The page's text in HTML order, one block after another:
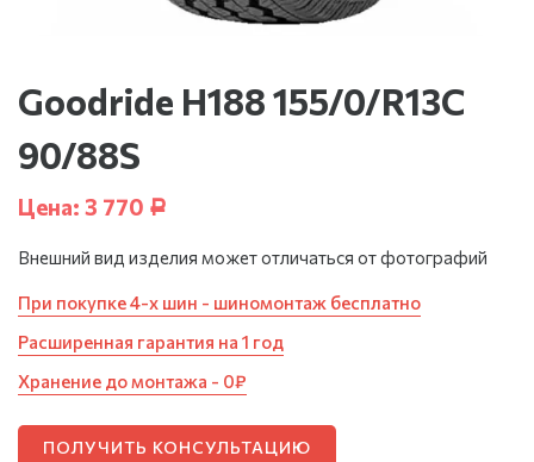
Goodride H188 155/0/R13C
90/88S
Цена: 3 770 Р
Внешний вид изделия может отличаться от фотографий
При покупке 4-х шин - шиномонтаж бесплатно
Расширенная гарантия на 1 год
Хранение до монтажа - 0₽
ПОЛУЧИТЬ КОНСУЛЬТАЦИЮ